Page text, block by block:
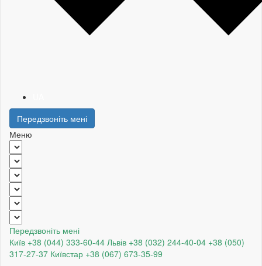
Передзвоніть мені
Меню
Передзвоніть мені
Київ +38 (044) 333-60-44 Львів +38 (032) 244-40-04 +38 (050)
317-27-37 Київстар +38 (067) 673-35-99